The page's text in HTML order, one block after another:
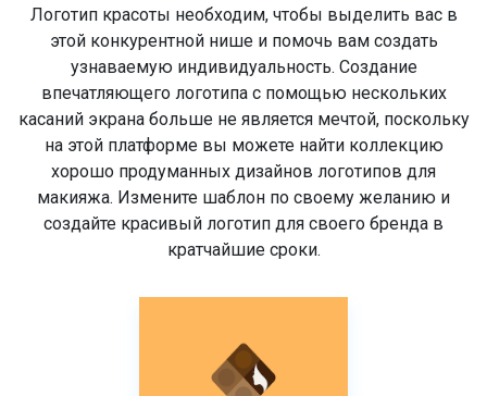
Логотип красоты необходим, чтобы выделить вас в
этой конкурентной нише и помочь вам создать
узнаваемую индивидуальность. Создание
впечатляющего логотипа с помощью нескольких
касаний экрана больше не является мечтой, поскольку
на этой платформе вы можете найти коллекцию
хорошо продуманных дизайнов логотипов для
макияжа. Измените шаблон по своему желанию и
создайте красивый логотип для своего бренда в
кратчайшие сроки.